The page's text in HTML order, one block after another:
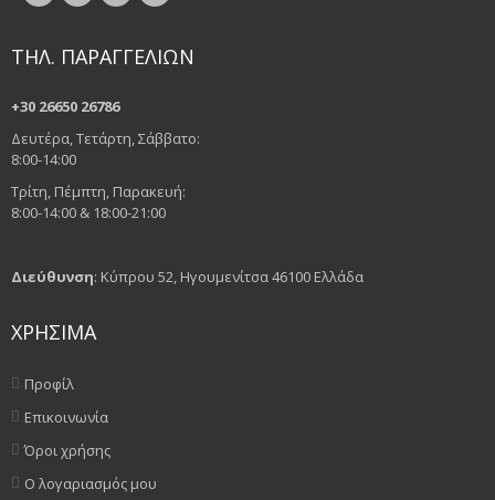
ΤΗΛ. ΠΑΡΑΓΓΕΛΙΩΝ
+30 26650 26786
Δευτέρα, Τετάρτη, Σάββατο:
8:00-14:00
Τρίτη, Πέμπτη, Παρακευή:
8:00-14:00 & 18:00-21:00
Διεύθυνση: Κύπρου 52, Ηγουμενίτσα 46100 Ελλάδα
ΧΡΗΣΙΜΑ
Προφίλ
Επικοινωνία
Όροι χρήσης
Ο λογαριασμός μου